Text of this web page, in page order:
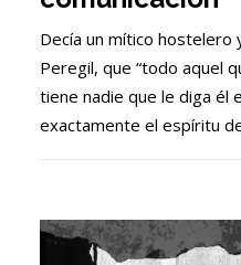
Decía un mítico hostelero
Peregil, que “todo aquel
tiene nadie que le diga él
exactamente el espíritu